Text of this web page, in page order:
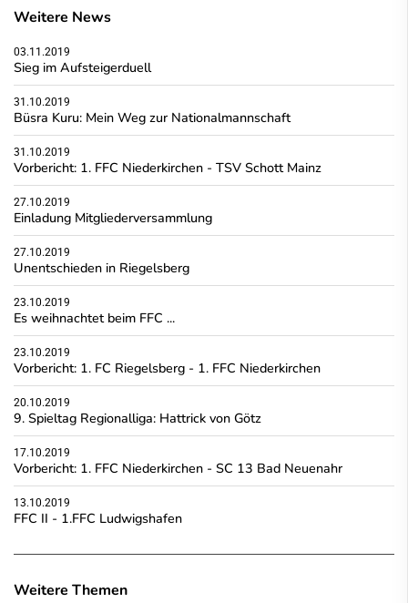
Weitere News
03.11.2019
Sieg im Aufsteigerduell
31.10.2019
Büsra Kuru: Mein Weg zur Nationalmannschaft
31.10.2019
Vorbericht: 1. FFC Niederkirchen - TSV Schott Mainz
27.10.2019
Einladung Mitgliederversammlung
27.10.2019
Unentschieden in Riegelsberg
23.10.2019
Es weihnachtet beim FFC ...
23.10.2019
Vorbericht: 1. FC Riegelsberg - 1. FFC Niederkirchen
20.10.2019
9. Spieltag Regionalliga: Hattrick von Götz
17.10.2019
Vorbericht: 1. FFC Niederkirchen - SC 13 Bad Neuenahr
13.10.2019
FFC II - 1.FFC Ludwigshafen
Weitere Themen